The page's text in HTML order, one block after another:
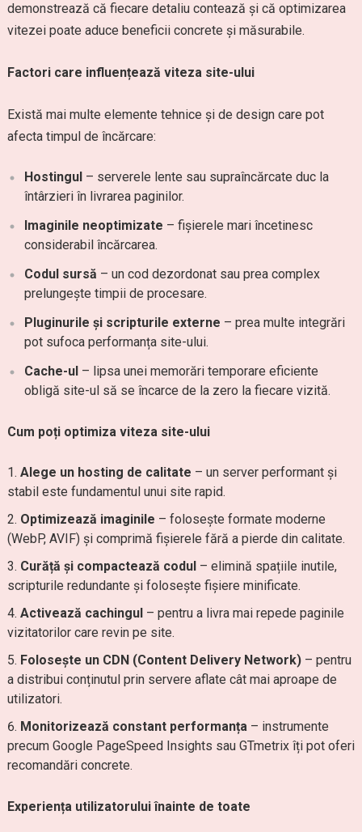
demonstrează că fiecare detaliu contează și că optimizarea
vitezei poate aduce beneficii concrete și măsurabile.
Factori care influențează viteza site-ului
Există mai multe elemente tehnice și de design care pot
afecta timpul de încărcare:
Hostingul– serverele lente sau supraîncărcate duc la
întârzieri în livrarea paginilor.
Imaginile neoptimizate – fișierele mari încetinesc
considerabil încărcarea.
Codul sursă – un cod dezordonat sau prea complex
prelungește timpii de procesare.
Pluginurile și scripturile externe – prea multe integrări
pot sufoca performanța site-ului.
Cache-ul– lipsa unei memorări temporare eficiente
obligă site-ul să se încarce de la zero la fiecare vizită.
Cum poți optimiza viteza site-ului
Alege un hosting de calitate – un server performant și
stabil este fundamentul unui site rapid.
Optimizează imaginile – folosește formate moderne
(WebP, AVIF) și comprimă fișierele fără a pierde din calitate.
Curăță și compactează codul– elimină spațiile inutile,
scripturile redundante și folosește fișiere minificate.
Activează cachingul– pentru a livra mai repede paginile
vizitatorilor care revin pe site.
Folosește un CDN (Content Delivery Network)– pentru
a distribui conținutul prin servere aflate cât mai aproape de
utilizatori.
Monitorizează constant performanța– instrumente
precum Google PageSpeed Insights sau GTmetrix îți pot oferi
recomandări concrete.
Experiența utilizatorului înainte de toate